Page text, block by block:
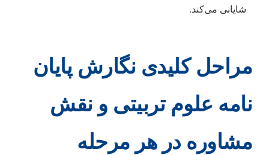
شایانی می‌کند.
مراحل کلیدی نگارش پایان
نامه علوم تربیتی و نقش
مشاوره در هر مرحله